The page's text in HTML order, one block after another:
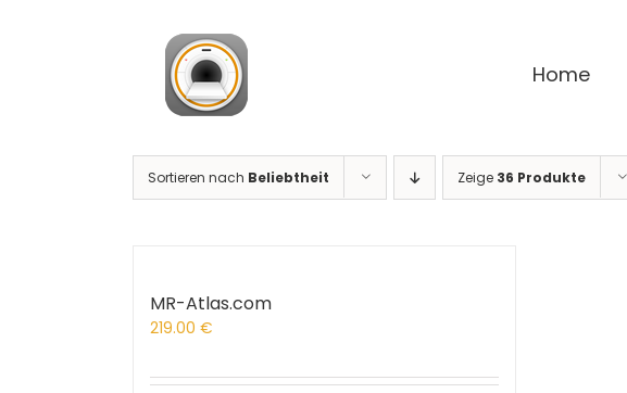
Home
Sortieren nach Beliebtheit Zeige 36 Produkte
MR-Atlas.com
219.00 €